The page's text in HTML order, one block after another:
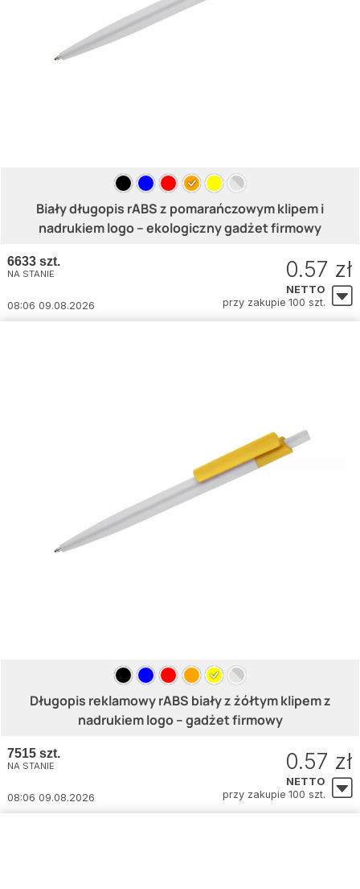
Biały długopis rABS z pomarańczowym klipem i
nadrukiem logo – ekologiczny gadżet firmowy
6633 szt.
NA STANIE
08:06 09.08.2026
0.57 zł
NETTO
przy zakupie 100 szt.
Długopis reklamowy rABS biały z żółtym klipem z
nadrukiem logo – gadżet firmowy
7515 szt.
NA STANIE
08:06 09.08.2026
0.57 zł
NETTO
przy zakupie 100 szt.